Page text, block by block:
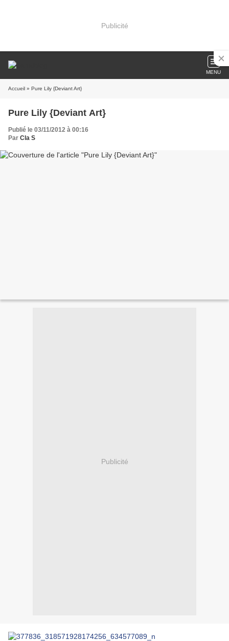
Publicité
MENU
Accueil » Pure Lily {Deviant Art}
Pure Lily {Deviant Art}
Publié le 03/11/2012 à 00:16
Par Cla S
Publicité